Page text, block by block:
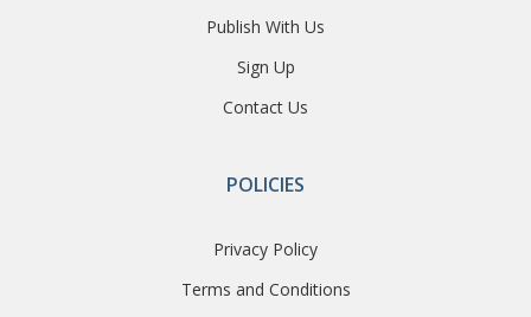
Publish With Us
Sign Up
Contact Us
POLICIES
Privacy Policy
Terms and Conditions